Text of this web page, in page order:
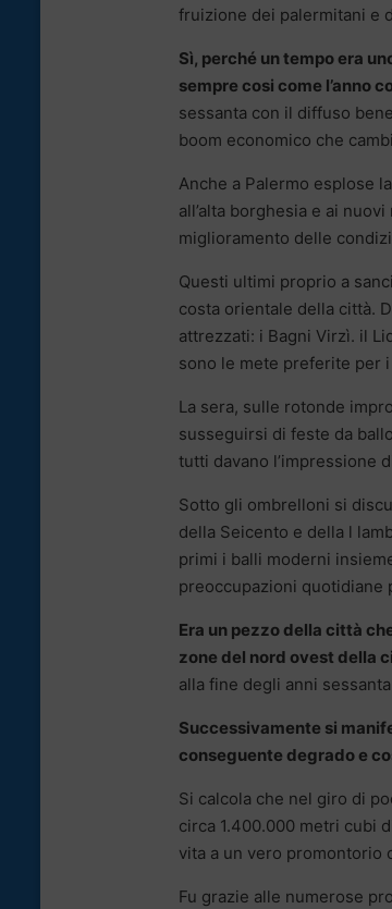
fruizione dei palermitani e
Sì, perché un tempo era
sempre cosi come l’anno
sessanta con il diffuso
boom economico che
Anche a Palermo esplose
all’alta borghesia e ai
miglioramento delle
Questi ultimi proprio a
costa orientale della città.
attrezzati: i Bagni Virzì. il
sono le mete preferite per
La sera, sulle rotonde
susseguirsi di feste da
tutti davano l’impressione
Sotto gli ombrelloni si
della Seicento e della l
primi i balli moderni
preoccupazioni quotidiane
Era un pezzo della città
zone del nord ovest della
alla fine degli anni
Successivamente si
conseguente degrado e
Si calcola che nel giro di
circa 1.400.000 metri cubi
vita a un vero promontorio
Fu grazie alle numerose